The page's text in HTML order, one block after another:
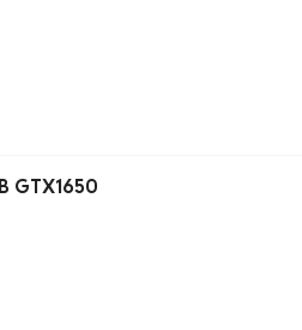
GTX1650